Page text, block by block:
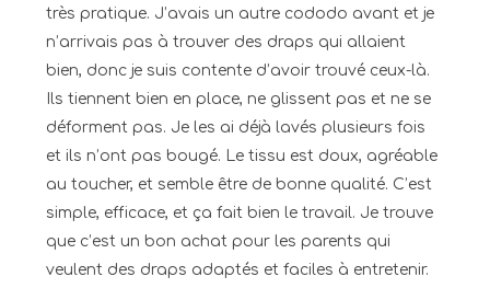
très pratique. J’avais un autre cododo avant et je
n’arrivais pas à trouver des draps qui allaient
bien, donc je suis contente d’avoir trouvé ceux-là.
Ils tiennent bien en place, ne glissent pas et ne se
déforment pas. Je les ai déjà lavés plusieurs fois
et ils n’ont pas bougé. Le tissu est doux, agréable
au toucher, et semble être de bonne qualité. C’est
simple, efficace, et ça fait bien le travail. Je trouve
que c’est un bon achat pour les parents qui
veulent des draps adaptés et faciles à entretenir.